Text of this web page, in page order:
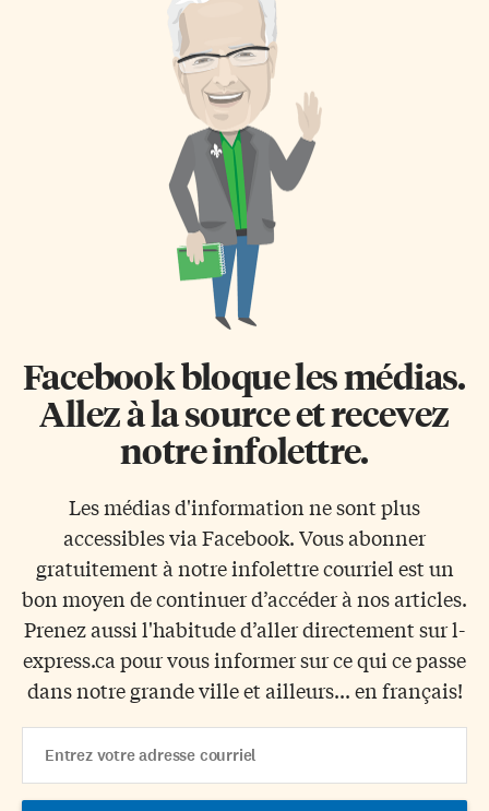
Facebook bloque les médias.
Allez à la source et recevez
notre infolettre.
Les médias d'information ne sont plus
accessibles via Facebook. Vous abonner
gratuitement à notre infolettre courriel est un
bon moyen de continuer d’accéder à nos articles.
Prenez aussi l'habitude d’aller directement sur l-
express.ca pour vous informer sur ce qui ce passe
dans notre grande ville et ailleurs... en français!
Address